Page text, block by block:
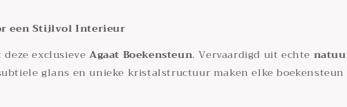
een Stijlvol Interieur
exclusieve Agaat Boekensteun. Vervaardigd uit echte
glans en unieke kristalstructuur maken elke